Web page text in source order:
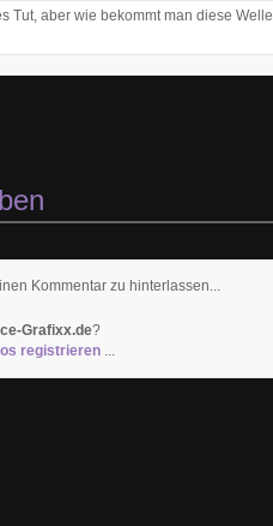
Tut, aber wie bekommt man diese
Kommentar zu hinterlassen...
Grafixx.de?
registrieren ...